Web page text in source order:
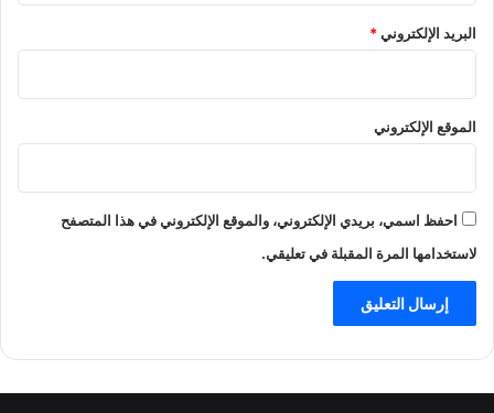
البريد الإلكتروني*
الموقع الإلكتروني
احفظ اسمي، بريدي الإلكتروني، والموقع الإلكتروني في هذا المتصفح
لاستخدامها المرة المقبلة في تعليقي.